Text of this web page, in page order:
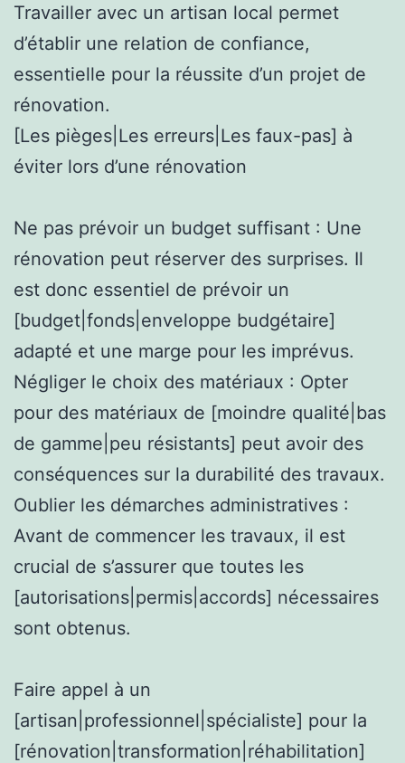
Travailler avec un artisan local permet
d’établir une relation de confiance,
essentielle pour la réussite d’un projet de
rénovation.
[Les pièges|Les erreurs|Les faux-pas] à
éviter lors d’une rénovation
Ne pas prévoir un budget suffisant : Une
rénovation peut réserver des surprises. Il
est donc essentiel de prévoir un
[budget|fonds|enveloppe budgétaire]
adapté et une marge pour les imprévus.
Négliger le choix des matériaux : Opter
pour des matériaux de [moindre qualité|bas
de gamme|peu résistants] peut avoir des
conséquences sur la durabilité des travaux.
Oublier les démarches administratives :
Avant de commencer les travaux, il est
crucial de s’assurer que toutes les
[autorisations|permis|accords] nécessaires
sont obtenus.
Faire appel à un
[artisan|professionnel|spécialiste] pour la
[rénovation|transformation|réhabilitation]